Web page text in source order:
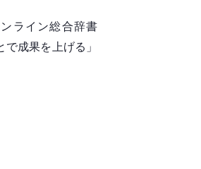
ライン総合辞書
成果を上げる」